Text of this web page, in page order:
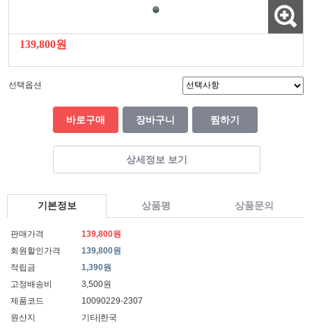
139,800원
선택옵션
바로구매 장바구니 찜하기
상세정보 보기
기본정보 상품평 상품문의
판매가격
139,800원
회원할인가격
139,800원
적립금
1,390원
고정배송비
3,500원
제품코드
10090229-2307
원산지
기타|한국